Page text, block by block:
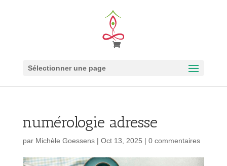
Sélectionner une page
numérologie adresse
par Michèle Goessens| Oct 13, 2025 | 0 commentaires